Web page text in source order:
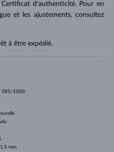
d'authenticité. Pour en
et les ajustements, consultez
à être expédié.
585/1000
1.5 mm